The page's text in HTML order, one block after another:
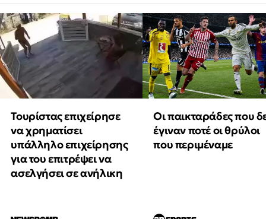
Τουρίστας επιχείρησε
να χρηματίσει
υπάλληλο επιχείρησης
για του επιτρέψει να
ασελγήσει σε ανήλικη
Οι παικταράδες που
έγιναν ποτέ οι θρύλοι
που περιμέναμε